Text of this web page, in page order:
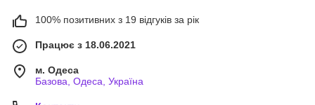
100% позитивних з 19 відгуків за рік
Працює з 18.06.2021
м. Одеса
Базова, Одеса, Україна